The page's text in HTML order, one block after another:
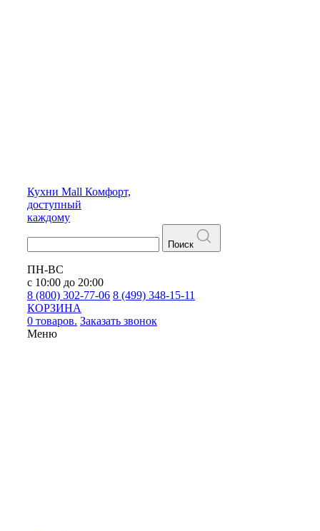
Кухни Mall Комфорт,
доступный
каждому
Поиск
ПН-ВС
с 10:00 до 20:00
8 (800) 302-77-06 8 (499) 348-15-11
КОРЗИНА
0 товаров. Заказать звонок
Меню